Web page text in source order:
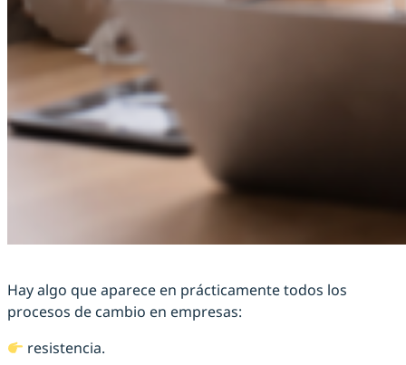
Hay algo que aparece en prácticamente todos los
procesos de cambio en empresas:
resistencia.